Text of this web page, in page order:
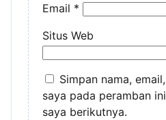
Email *
Situs Web
Simpan nama,
saya pada peramban
saya berikutnya.